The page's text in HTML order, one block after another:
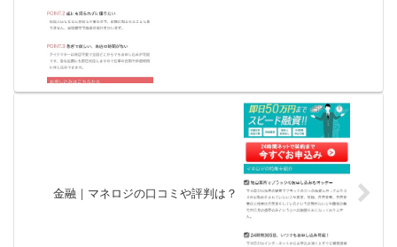
金融｜マネロジの口コミや評判は？